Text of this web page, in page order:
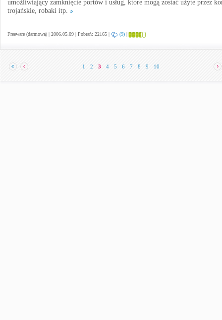
umożliwiający zamknięcie portów i usług, które mogą zostać użyte przez
trojańskie, robaki itp.
Freeware (darmowa) | 2006.05.09 | Pobrań: 22165 | (9) |
1 2 3 4 5 6 7 8 9 10